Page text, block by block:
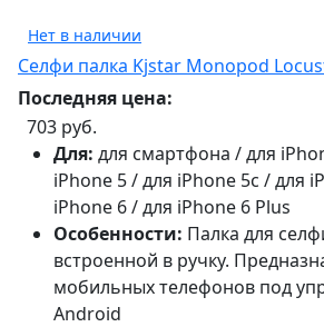
Нет в наличии
Селфи палка Kjstar Monopod
Последняя цена:
703 руб.
Для: для смартфона / для
iPhone 5 / для iPhone 5c / для
iPhone 6 / для iPhone 6 Plus
Особенности: Палка для
встроенной в ручку.
мобильных телефонов под
Android